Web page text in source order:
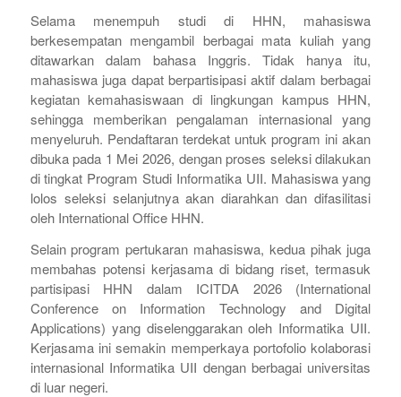
Selama menempuh studi di HHN, mahasiswa
berkesempatan mengambil berbagai mata kuliah yang
ditawarkan dalam bahasa Inggris. Tidak hanya itu,
mahasiswa juga dapat berpartisipasi aktif dalam berbagai
kegiatan kemahasiswaan di lingkungan kampus HHN,
sehingga memberikan pengalaman internasional yang
menyeluruh. Pendaftaran terdekat untuk program ini akan
dibuka pada 1 Mei 2026, dengan proses seleksi dilakukan
di tingkat Program Studi Informatika UII. Mahasiswa yang
lolos seleksi selanjutnya akan diarahkan dan difasilitasi
oleh International Office HHN.
Selain program pertukaran mahasiswa, kedua pihak juga
membahas potensi kerjasama di bidang riset, termasuk
partisipasi HHN dalam ICITDA 2026 (International
Conference on Information Technology and Digital
Applications) yang diselenggarakan oleh Informatika UII.
Kerjasama ini semakin memperkaya portofolio kolaborasi
internasional Informatika UII dengan berbagai universitas
di luar negeri.